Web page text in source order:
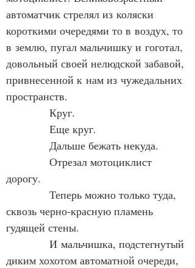
автоматчик стрелял из коляски
короткими очередями то в воздух, то
в землю, пугал мальчишку и гоготал,
довольный своей нелюдской забавой,
привнесенной к нам из чужедальних
пространств.
Круг.
Еще круг.
Дальше бежать некуда.
Отрезал мотоциклист
дорогу.
Теперь можно только туда,
сквозь черно‑красную пламень
гудящей стены.
И мальчишка, подстегнутый
диким хохотом автоматной очереди,